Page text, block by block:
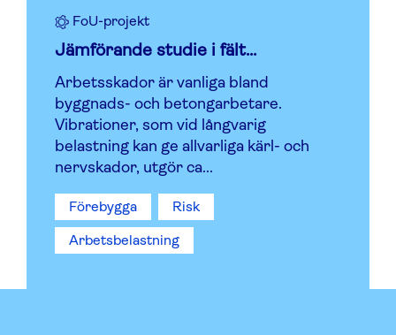
FoU-projekt
Jämförande studie i fält...
Arbetsskador är vanliga bland
byggnads- och betongarbetare.
Vibrationer, som vid långvarig
belastning kan ge allvarliga kärl- och
nervskador, utgör ca...
Förebygga
Risk
Arbetsbelastning